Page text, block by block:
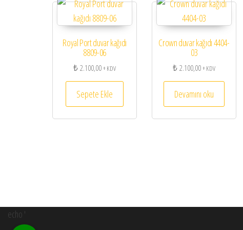
Royal Port duvar kağıdı
8809-06
₺2.100,00+ KDV
Sepete Ekle
Crown duvar kağıdı 4404-
03
₺2.100,00+ KDV
Devamını oku
echo '